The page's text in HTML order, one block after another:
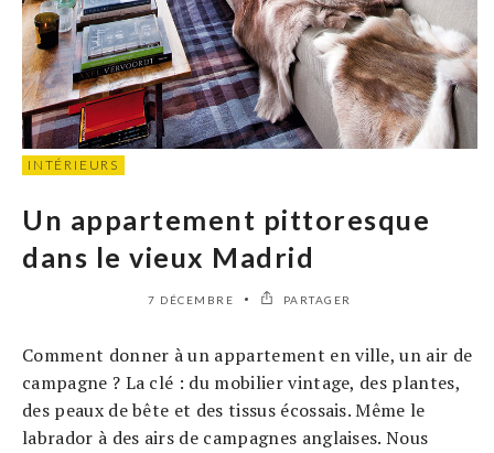
INTÉRIEURS
Un appartement pittoresque
dans le vieux Madrid
7 DÉCEMBRE PARTAGER
Comment donner à un appartement en ville, un air de
campagne ? La clé : du mobilier vintage, des plantes,
des peaux de bête et des tissus écossais. Même le
labrador à des airs de campagnes anglaises. Nous